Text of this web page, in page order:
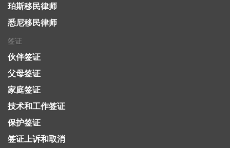
珀斯移民律师
悉尼移民律师
签证
伙伴签证
父母签证
家庭签证
技术和工作签证
保护签证
签证上诉和取消